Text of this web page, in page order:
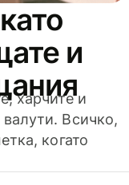
и
харчите и
Всичко,
когато